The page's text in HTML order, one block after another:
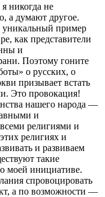
никогда не
а думают другое.
уникальный пример
как представители
и
Поэтому гоните
о русских, о
призывает встать
Это провокация!
нашего народа —
и
религиями и
религиях и
и развиваем
такие
моей инициативе.
спровоцировать
а по возможности —